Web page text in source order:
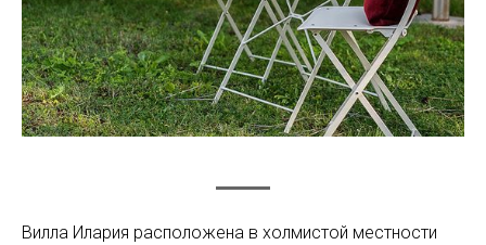
Вилла Илария расположена в холмистой местности